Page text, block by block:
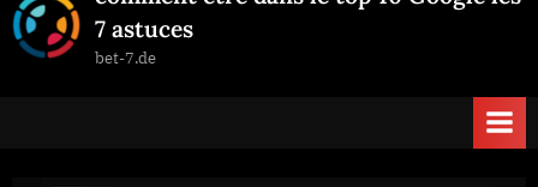
7 astuces
bet-7.de